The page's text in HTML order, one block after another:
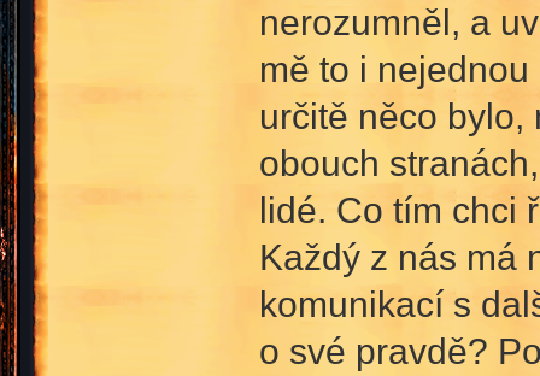
nerozumněl, a
mě to i
určitě něco bylo,
obouch
lidé. Co tím chci
Každý z nás má
komunikací s
o své pravdě?